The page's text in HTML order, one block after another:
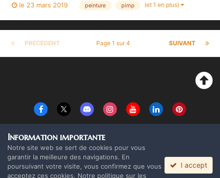
le 23 mars 2019 peinture pimp (et 1 en plus)
PRÉCÉDENT SUIVANT
Page 1 sur 4
Copyright Monolith Board Games & The overlord 2016 ©
Powered by Invision Community
Information importante
Notre site web se sert de cookies pour vous
garantir la meilleure des navigations. En
poursuivant votre visite, vous confirmez que vous
acceptez ces cookies. Notre politique sur les
I accept